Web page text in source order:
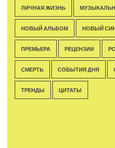
ЛИЧНАЯ ЖИЗНЬ
НОВЫЙ АЛЬБОМ НОВЫЙ
ПРЕМЬЕРА РЕЦЕНЗИИ
СМЕРТЬ СОБЫТИЯ ДНЯ
ТРЕНДЫ ЦИТАТЫ